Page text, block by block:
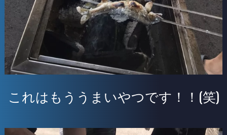
これはもううまいやつです！！(笑)